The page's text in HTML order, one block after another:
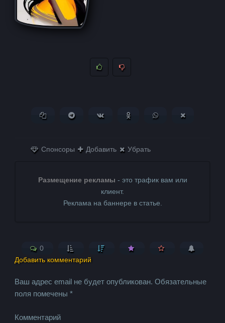
Копировать ссылкуПоделиться в Telegram
Поделиться ВКонтактеПоделиться в
Поделиться в
Спонсоры Добавить Убрать
Размещение рекламы - это трафик вам или
клиент.
Реклама на баннере в статье.
0
Добавить комментарий
Ваш адрес email не будет опубликован. Обязательные
поля помечены*
Комментарий